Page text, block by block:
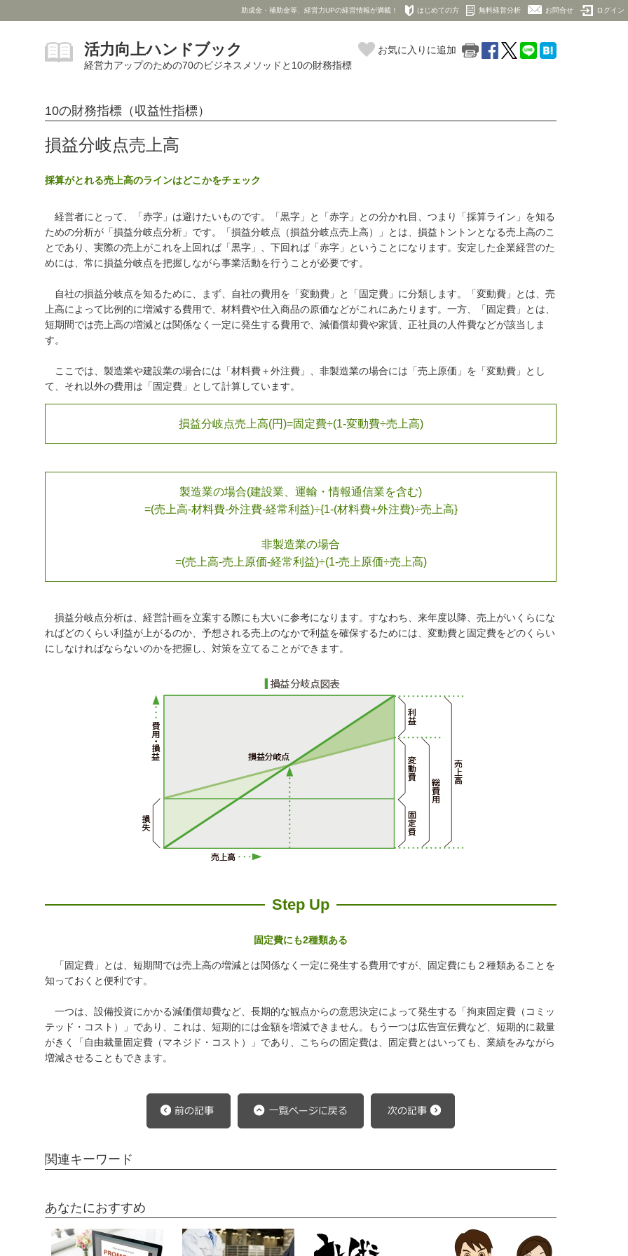
助成金・補助金等、経営力UPの経営情報が満載！ はじめての方 無料経営分析 お問合せ ログイン
活力向上ハンドブック
経営力アップのための70のビジネスメソッドと10の財務指標
お気に入りに追加
10の財務指標（収益性指標）
損益分岐点売上高
採算がとれる売上高のラインはどこかをチェック
経営者にとって、「赤字」は避けたいものです。「黒字」と「赤字」との分かれ目、つまり「採算ライン」を知る
ための分析が「損益分岐点分析」です。「損益分岐点（損益分岐点売上高）」とは、損益トントンとなる売上高のこ
とであり、実際の売上がこれを上回れば「黒字」、下回れば「赤字」ということになります。安定した企業経営のた
めには、常に損益分岐点を把握しながら事業活動を行うことが必要です。
自社の損益分岐点を知るために、まず、自社の費用を「変動費」と「固定費」に分類します。「変動費」とは、売
上高によって比例的に増減する費用で、材料費や仕入商品の原価などがこれにあたります。一方、「固定費」とは、
短期間では売上高の増減とは関係なく一定に発生する費用で、減価償却費や家賃、正社員の人件費などが該当しま
す。
ここでは、製造業や建設業の場合には「材料費＋外注費」、非製造業の場合には「売上原価」を「変動費」とし
て、それ以外の費用は「固定費」として計算しています。
損益分岐点売上高(円)=固定費÷(1-変動費÷売上高)
製造業の場合(建設業、運輸・情報通信業を含む)
=(売上高-材料費-外注費-経常利益)÷{1-(材料費+外注費)÷売上高}
非製造業の場合
=(売上高-売上原価-経常利益)÷(1-売上原価÷売上高)
損益分岐点分析は、経営計画を立案する際にも大いに参考になります。すなわち、来年度以降、売上がいくらにな
ればどのくらい利益が上がるのか、予想される売上のなかで利益を確保するためには、変動費と固定費をどのくらい
にしなければならないのかを把握し、対策を立てることができます。
Step Up
固定費にも2種類ある
「固定費」とは、短期間では売上高の増減とは関係なく一定に発生する費用ですが、固定費にも２種類あることを
知っておくと便利です。
一つは、設備投資にかかる減価償却費など、長期的な観点からの意思決定によって発生する「拘束固定費（コミッ
テッド・コスト）」であり、これは、短期的には金額を増減できません。もう一つは広告宣伝費など、短期的に裁量
がきく「自由裁量固定費（マネジド・コスト）」であり、こちらの固定費は、固定費とはいっても、業績をみながら
増減させることもできます。
関連キーワード
あなたにおすすめ